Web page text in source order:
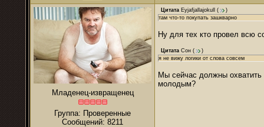
Младенец-извращенец
Группа: Проверенные
Сообщений: 8211
Цитата Eyjafjallajokull (
)
там что-то покупать зашкварно
Ну для тех кто провел всю
Цитата Сон (
)
я не вижу логики от слова совсем
Мы сейчас должны охватить
молодым?